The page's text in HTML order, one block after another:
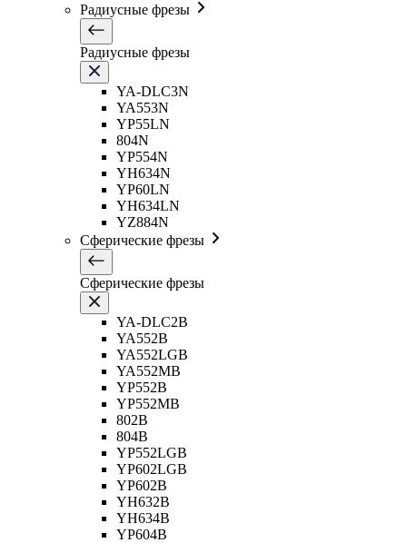
Радиусные фрезы
Радиусные фрезы
YA-DLC3N
YA553N
YP55LN
804N
YP554N
YH634N
YP60LN
YH634LN
YZ884N
Сферические фрезы
Сферические фрезы
YA-DLC2B
YA552B
YA552LGB
YA552MB
YP552B
YP552MB
802B
804B
YP552LGB
YP602LGB
YP602B
YH632B
YH634B
YP604B